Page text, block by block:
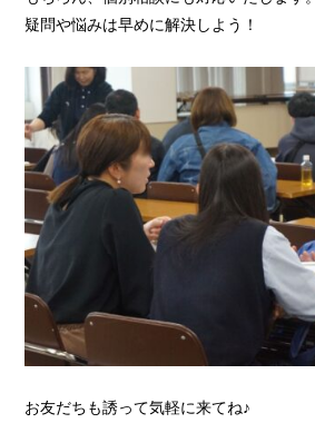
疑問や悩みは早めに解決しよう！
お友だちも誘って気軽に来てね♪